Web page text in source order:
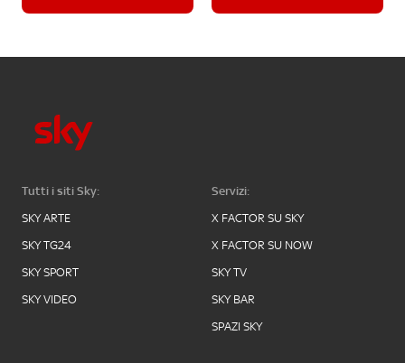
Tutti i siti Sky:
SKY ARTE
SKY TG24
SKY SPORT
SKY VIDEO
Servizi:
X FACTOR SU SKY
X FACTOR SU NOW
SKY TV
SKY BAR
SPAZI SKY